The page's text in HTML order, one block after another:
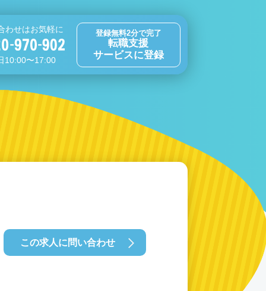
わせはお気軽に
10:00〜17:00
登録無料2分で完了
転職支援
サービスに登録
この求人に問い合わせ